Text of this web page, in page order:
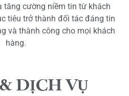
tăng cường niềm tin từ khách
tiêu trở thành đối tác đáng tin
và thành công cho mọi khách
hàng.
DỊCH VỤ